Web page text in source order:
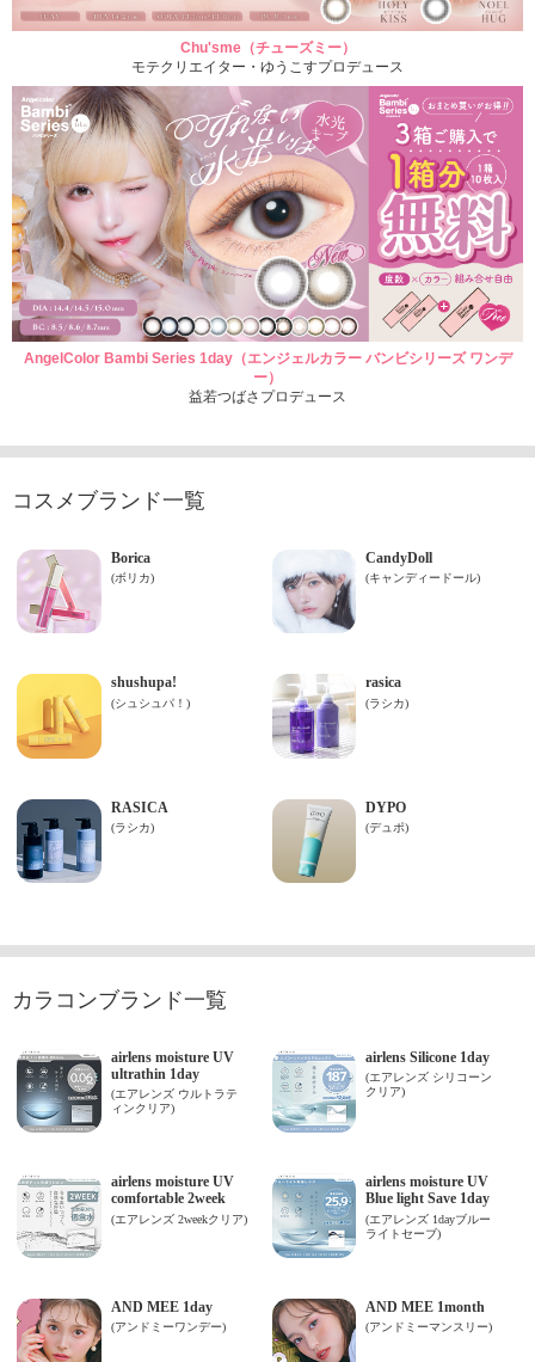
Chu'sme（チューズミー）
モテクリエイター・ゆうこすプロデュース
AngelColor Bambi Series 1day（エンジェルカラー バンビシリーズ ワンデ
ー）
益若つばさプロデュース
コスメブランド一覧
カラコンブランド一覧